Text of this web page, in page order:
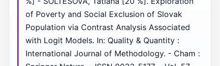
of Poverty and Social Exclusion of Slovak
Population via Contrast Analysis Associated
with Logit Models. In: Quality & Quantity :
International Journal of Methodology. - Cham :